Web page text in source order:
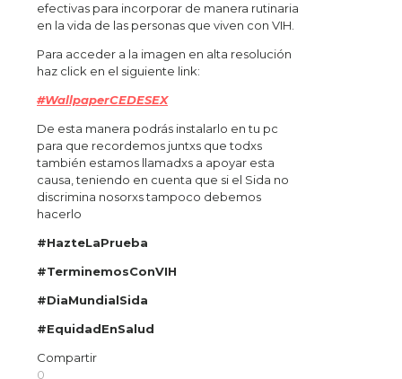
efectivas para incorporar de manera rutinaria
en la vida de las personas que viven con VIH.
Para acceder a la imagen en alta resolución
haz click en el siguiente link:
#WallpaperCEDESEX
De esta manera podrás instalarlo en tu pc
para que recordemos juntxs que todxs
también estamos llamadxs a apoyar esta
causa, teniendo en cuenta que si el Sida no
discrimina nosorxs tampoco debemos
hacerlo
#HazteLaPrueba
#TerminemosConVIH
#DiaMundialSida
#EquidadEnSalud
Compartir
0